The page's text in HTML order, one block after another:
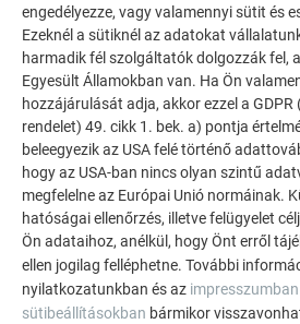
Alaprögzítés
Közvetlen, 3 db 2,8/25 bordás szeg
elemenként
= 10 db. 2,8/25 bordás szeg
engedélyezze, vagy valamennyi sütit és
Ezeknél a sütiknél az adatokat
harmadik fél szolgáltatók dolgozzák fel,
Egyesült Államokban van. Ha Ön
hozzájárulását adja, akkor ezzel a
rendelet) 49. cikk 1. bek. a) pontja
beleegyezik az USA felé történő
hogy az USA-ban nincs olyan szintű
megfelelne az Európai Unió normáinak.
hatóságai ellenőrzés, illetve felügyelet
Ön adataihoz, anélkül, hogy Önt erről
ellen jogilag felléphetne. További
nyilatkozatunkban és az impresszumban
sütibeállításokban bármikor